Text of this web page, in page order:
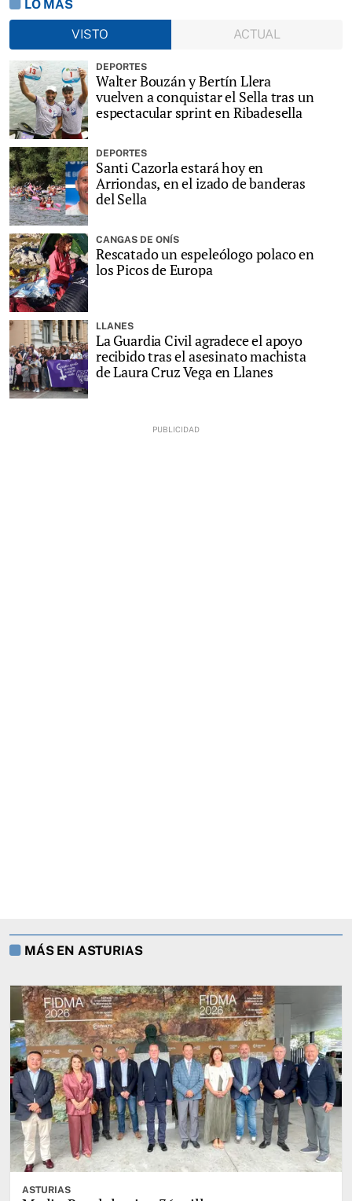
LO MÁS
VISTO
ACTUAL
DEPORTES
Walter Bouzán y Bertín Llera
vuelven a conquistar el Sella tras un
espectacular sprint en Ribadesella
DEPORTES
Santi Cazorla estará hoy en
Arriondas, en el izado de banderas
del Sella
CANGAS DE ONÍS
Rescatado un espeleólogo polaco en
los Picos de Europa
LLANES
La Guardia Civil agradece el apoyo
recibido tras el asesinato machista
de Laura Cruz Vega en Llanes
MÁS EN ASTURIAS
ASTURIAS